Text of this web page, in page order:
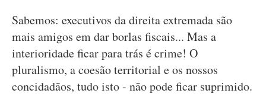
Sabemos: executivos da direita extremada são
mais amigos em dar borlas fiscais... Mas a
interioridade ficar para trás é crime! O
pluralismo, a coesão territorial e os nossos
concidadãos, tudo isto - não pode ficar suprimido.